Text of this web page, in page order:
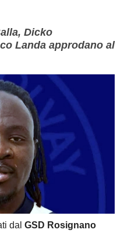
Carica la tua Rosa
Dicko
Landa approdano al
dal GSD Rosignano